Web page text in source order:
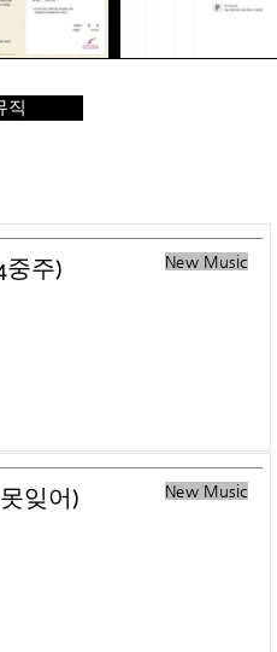
직
New Music
중주)
New Music
잊어)